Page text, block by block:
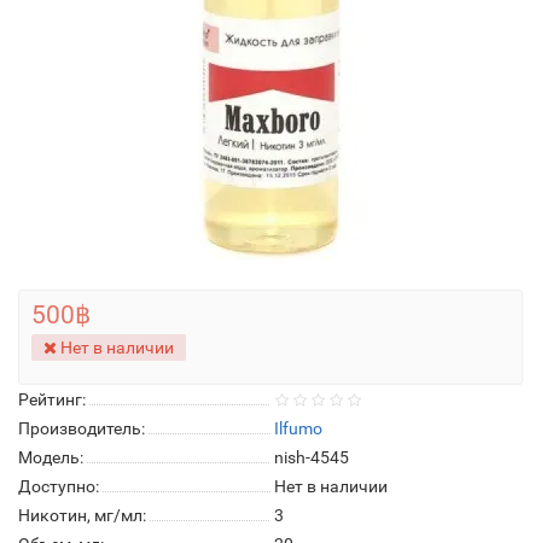
Рейтинг:
Производитель:
Ilfumo
Модель:
nish-4545
Доступно:
Нет в наличии
Никотин, мг/мл:
3
500฿
Нет в наличии